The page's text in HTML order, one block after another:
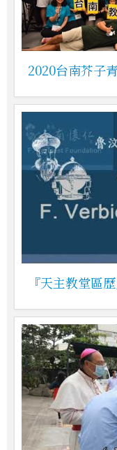
2020台南芥子
『天主教堂區